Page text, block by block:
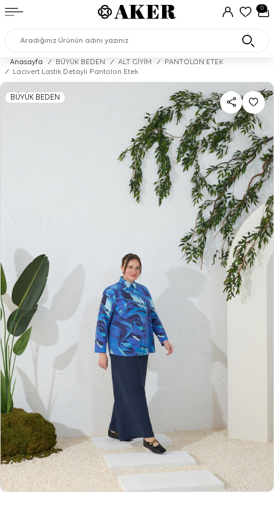
0
Anasayfa / BÜYÜK BEDEN / ALT GİYİM /
PANTOLON ETEK
/
Lacivert Lastik Detaylı Pantolon Etek
BÜYÜK BEDEN